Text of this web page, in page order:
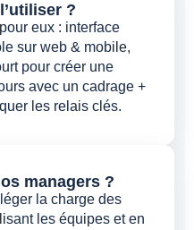
?
eux : interface
sur web & mobile,
pour créer une
avec un cadrage +
les relais clés.
managers ?
la charge des
les équipes et en